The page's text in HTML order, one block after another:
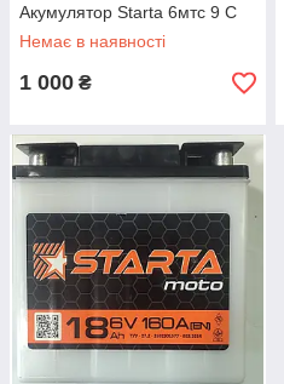
Акумулятор Starta 6мтс 9 С
Немає в наявності
1 000 ₴